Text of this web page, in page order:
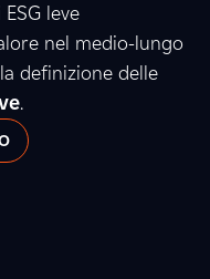
leve
nel medio-lungo
definizione delle
.